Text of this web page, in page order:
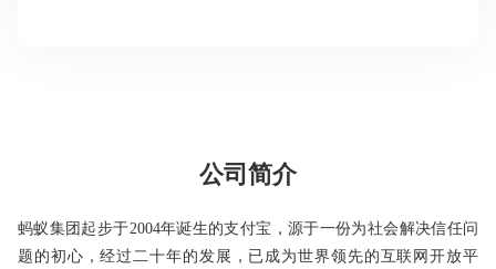
公司简介
蚂蚁集团起步于2004年诞生的支付宝，源于一份为社会解决信任问
题的初心，经过二十年的发展，已成为世界领先的互联网开放平